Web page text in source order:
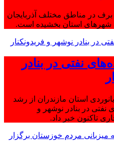
در مناطق مختلف آذربایجان
استان بخشیده است.
نفتی در بنادر
استان مازندران از رشد
نفتی در بنادر نوشهر و
تاکنون خبر داد.